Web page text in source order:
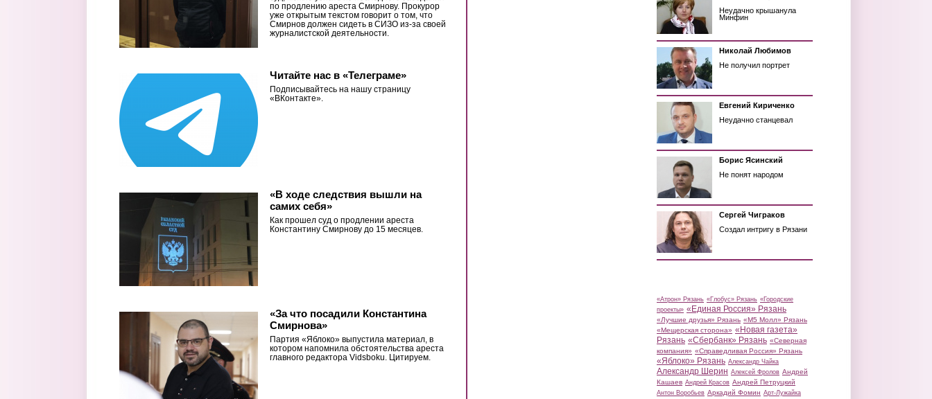
по продлению ареста Смирнову. Прокурор
уже открытым текстом говорит о том, что
Смирнов должен сидеть в СИЗО из-за своей
журналистской деятельности.
Читайте нас в «Телеграме»
Подписывайтесь на нашу страницу
«ВКонтакте».
«В ходе следствия вышли на
самих себя»
Как прошел суд о продлении ареста
Константину Смирнову до 15 месяцев.
«За что посадили Константина
Смирнова»
Партия «Яблоко» выпустила материал, в
котором напомнила обстоятельства ареста
главного редактора Vidsboku. Цитируем.
Неудачно крышанула
Минфин
Николай Любимов
Не получил портрет
Евгений Кириченко
Неудачно станцевал
Борис Ясинский
Не понят народом
Сергей Чиграков
Создал интригу в Рязани
«Атрон» Рязань «Глобус» Рязань «Городские
проекты» «Единая Россия» Рязань
«Лучшие друзья» Рязань «М5 Молл» Рязань
«Мещерская сторона» «Новая газета»
Рязань «Сбербанк» Рязань «Северная
компания» «Справедливая Россия» Рязань
«Яблоко» Рязань Александр Чайка
Александр Шерин Алексей Фролов Андрей
Кашаев Андрей Красов Андрей Петруцкий
Антон Воробьев Аркадий Фомин Арт-Лужайка